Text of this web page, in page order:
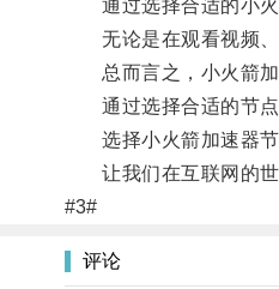
通过选择合适的小火
无论是在观看视频、
总而言之，小火箭加
通过选择合适的节点
选择小火箭加速器节
让我们在互联网的世
#3#
评论